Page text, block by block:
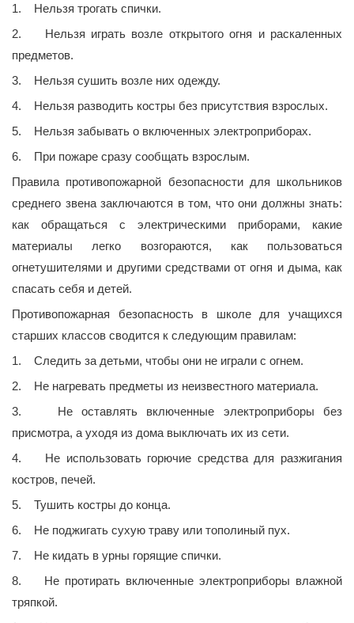
1. Нельзя трогать спички.
2. Нельзя играть возле открытого огня и раскаленных
предметов.
3. Нельзя сушить возле них одежду.
4. Нельзя разводить костры без присутствия взрослых.
5. Нельзя забывать о включенных электроприборах.
6. При пожаре сразу сообщать взрослым.
Правила противопожарной безопасности для школьников
среднего звена заключаются в том, что они должны знать:
как обращаться с электрическими приборами, какие
материалы легко возгораются, как пользоваться
огнетушителями и другими средствами от огня и дыма, как
спасать себя и детей.
Противопожарная безопасность в школе для учащихся
старших классов сводится к следующим правилам:
1. Следить за детьми, чтобы они не играли с огнем.
2. Не нагревать предметы из неизвестного материала.
3. Не оставлять включенные электроприборы без
присмотра, а уходя из дома выключать их из сети.
4. Не использовать горючие средства для разжигания
костров, печей.
5. Тушить костры до конца.
6. Не поджигать сухую траву или тополиный пух.
7. Не кидать в урны горящие спички.
8. Не протирать включенные электроприборы влажной
тряпкой.